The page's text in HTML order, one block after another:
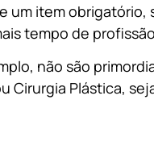
um item obrigatório,
tempo de
não são
Cirurgia Plástica, s